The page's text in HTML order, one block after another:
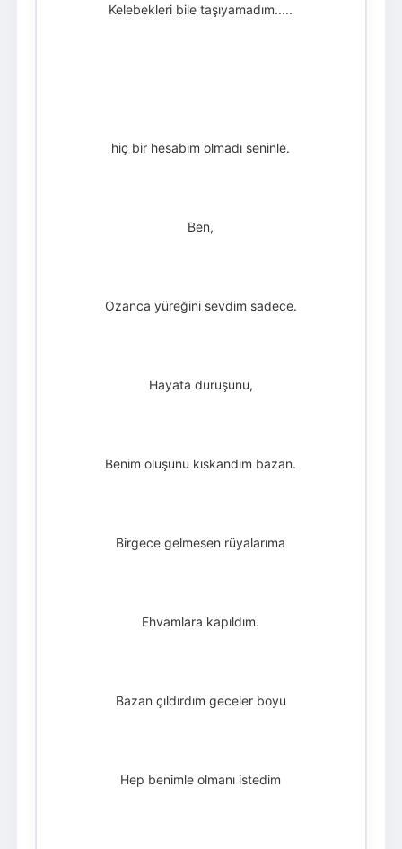
Kelebekleri bile taşıyamadım.....
hiç bir hesabim olmadı seninle.
Ben,
Ozanca yüreğini sevdim sadece.
Hayata duruşunu,
Benim oluşunu kıskandım bazan.
Birgece gelmesen rüyalarıma
Ehvamlara kapıldım.
Bazan çıldırdım geceler boyu
Hep benimle olmanı istedim